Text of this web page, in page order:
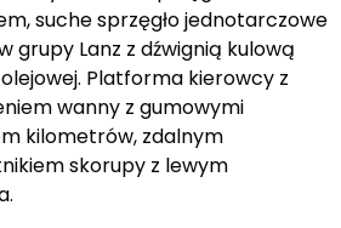
suche sprzęgło jednotarczowe
grupy Lanz z dźwignią kulową
Platforma kierowcy z
wanny z gumowymi
kilometrów, zdalnym
skorupy z lewym